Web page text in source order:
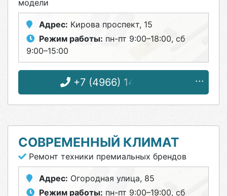
модели
Адрес: Кирова проспект, 15
Режим работы: пн-пт 9:00–18:00, сб
9:00–15:00
+7 (4966) 14-14-86
СОВРЕМЕННЫЙ КЛИМАТ
Ремонт техники премиальных брендов
Адрес: Огородная улица, 85
Режим работы: пн-пт 9:00–19:00, сб